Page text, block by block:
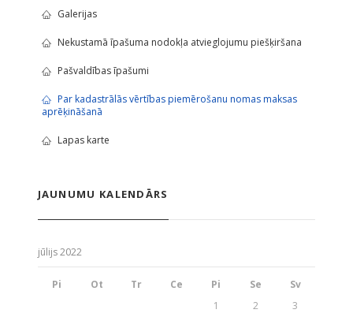
Galerijas
Nekustamā īpašuma nodokļa atvieglojumu piešķiršana
Pašvaldības īpašumi
Par kadastrālās vērtības piemērošanu nomas maksas
aprēķināšanā
Lapas karte
JAUNUMU KALENDĀRS
jūlijs 2022
Pi Ot Tr Ce Pi Se
Sv
1
2
3